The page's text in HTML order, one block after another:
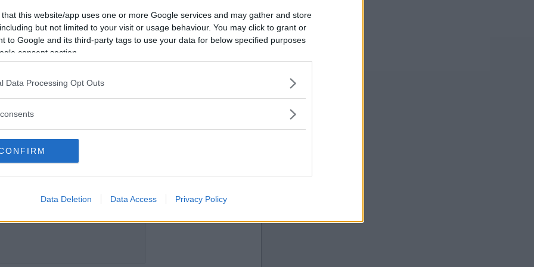
that this website/app uses one or more Google services and may gather and store
but not limited to your visit or usage behaviour. You may click to grant or
to Google and its third-party tags to use your data for below specified purposes
consent section.
Data Processing Opt Outs
Data Deletion Data Access Privacy Policy
näsa?
Vill du bli
medlem?